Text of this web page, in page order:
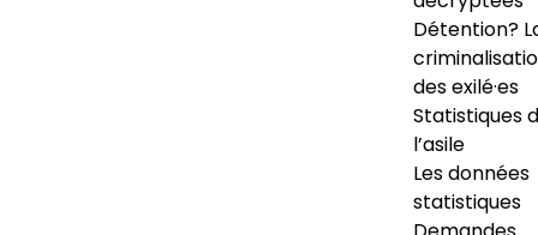
Détention?
des exilé·es
Statistiques
l’asile
Les données
statistiques